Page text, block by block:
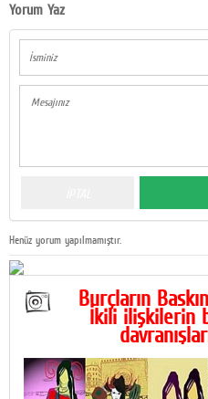
Yorum Yaz
Henüz yorum yapılmamıştır.
Burçların
İkili ilişkilerin